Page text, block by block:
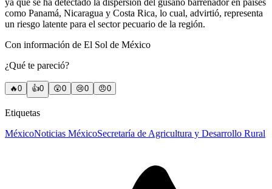
como Panamá, Nicaragua y Costa Rica, lo cual, advirtió, representa
un riesgo latente para el sector pecuario de la región.
Con información de El Sol de México
¿Qué te pareció?
🔥0 👍0 😲0 😢0 😠0
Etiquetas
MéxicoNoticias MéxicoSecretaría de Agricultura y Desarrollo Rural